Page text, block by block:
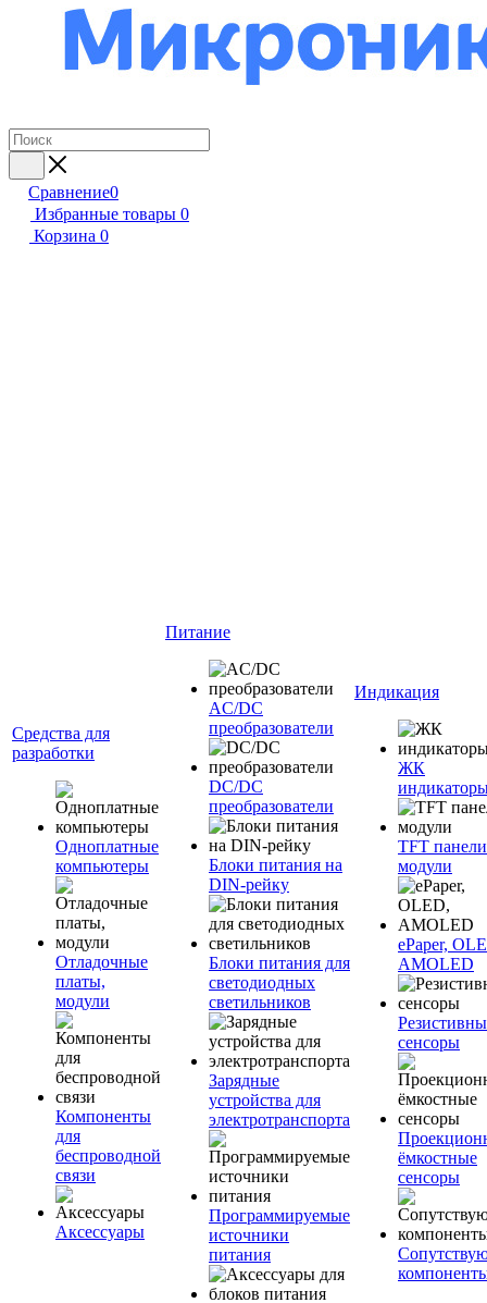
Сравнение0
Избранные товары 0
Корзина 0
Средства для
разработки
Одноплатные
компьютеры
Отладочные
платы,
модули
Компоненты
для
беспроводной
связи
Аксессуары
Питание
AC/DC
преобразователи
DC/DC
преобразователи
Блоки питания на
DIN-рейку
Блоки питания для
светодиодных
светильников
Зарядные
устройства для
электротранспорта
Программируемые
источники
питания
Индикация
ЖК
TFT
модули
ePaper,
AMOLED
сенсоры
ёмкостные
сенсоры